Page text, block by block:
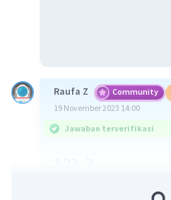
Raufa Z Community
19 November 2023 14:00
Jawaban terverifikasi